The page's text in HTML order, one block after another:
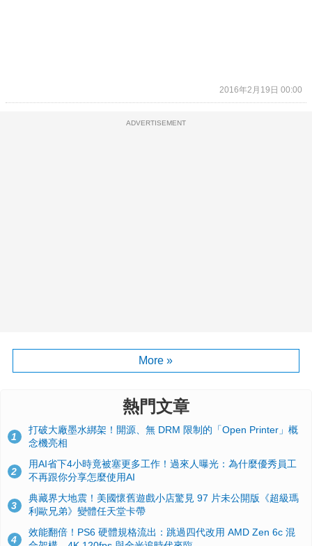
2016年2月19日 00:00
ADVERTISEMENT
More »
熱門文章
1
打破大廠墨水綁架！開源、無 DRM 限制的「Open Printer」概
念機亮相
2
用AI省下4小時竟被塞更多工作！過來人曝光：為什麼優秀員工
不再跟你分享怎麼使用AI
3
典藏界大地震！美國懷舊遊戲小店驚見 97 片未公開版《超級瑪
利歐兄弟》變體任天堂卡帶
4
效能翻倍！PS6 硬體規格流出：跳過四代改用 AMD Zen 6c 混